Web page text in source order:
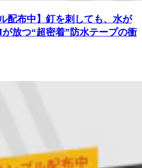
配布中】釘を刺しても、水が
放つ“超密着”防水テープの衝